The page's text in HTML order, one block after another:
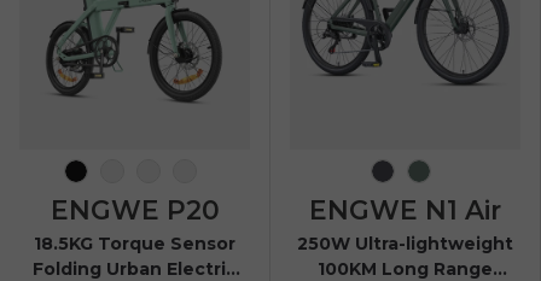
NeroBianco
Verde
Asso
ENGWE P20
18.5KG Torque Sensor
Folding Urban Electric
Grigio carbone
Verde
ENGWE N1 Air
250W Ultra-lightweight
100KM Long Range
Email
SIGN UP NOW
email_marketing_consent
Send me news and special offers. I can unsubscribe at